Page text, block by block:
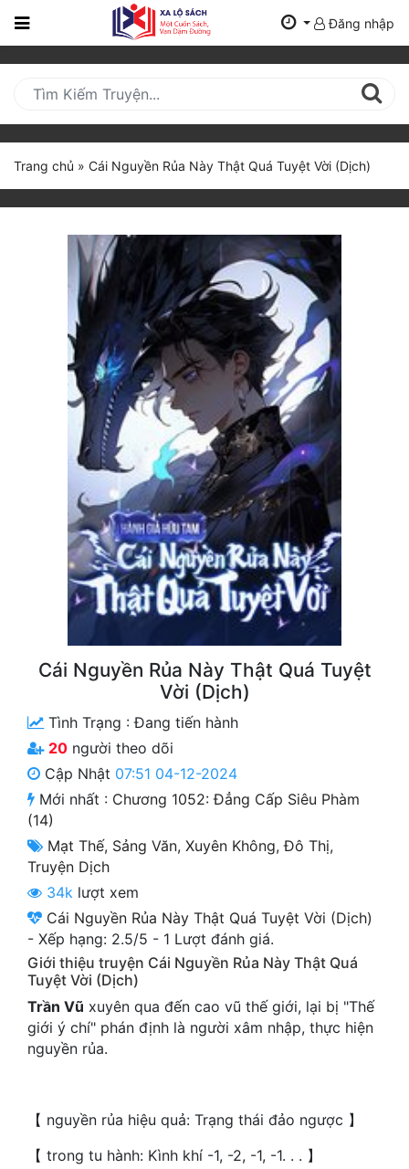
Trang
Mới
Cập
Nhật
(current)
Truyện Mới Ra
Hoàn Thành
Truyện Convert
Truyện Dịch
Truyện Nhập Môn
Cung Đấu
Cạnh Kỹ
Cổ Tiên Hiệp
Cổ Đại
Du Hí
Dị Giới
Dị Năng
Gia Đấu
Góc Nhìn Nam
Huyền Huyễn
Huyền Nghi
Đăng nhập
Trang chủ » Cái Nguyền Rủa Này Thật Quá Tuyệt Vời (Dịch)
Cái Nguyền Rủa Này Thật Quá Tuyệt
Vời (Dịch)
Tình Trạng :Đang tiến hành
20 người theo dõi
Cập Nhật 07:51 04-12-2024
Mới nhất : Chương 1052: Đẳng Cấp Siêu Phàm
(14)
Mạt Thế, Sảng Văn, Xuyên Không,Đô Thị,
Truyện Dịch
34k lượt xem
Cái Nguyền Rủa Này Thật Quá Tuyệt Vời (Dịch)
- Xếp hạng: 2.5/5 - 1 Lượt đánh giá.
Giới thiệu truyện Cái Nguyền Rủa Này Thật Quá
Tuyệt Vời (Dịch)
Trần Vũ xuyên qua đến cao vũ thế giới, lại bị "Thế
giới ý chí" phán định là người xâm nhập, thực hiện
nguyền rủa.
【 nguyền rủa hiệu quả: Trạng thái đảo ngược 】
【 trong tu hành: Kình khí -1, -2, -1, -1. . . 】